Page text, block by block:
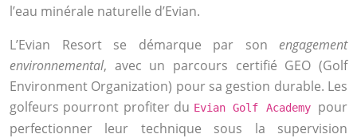
l’eau minérale naturelle d’Evian.
L’Evian Resort se démarque par son engagement
environnemental, avec un parcours certifié GEO (Golf
Environment Organization) pour sa gestion durable. Les
golfeurs pourront profiter du Evian Golf Academy pour
perfectionner leur technique sous la supervision